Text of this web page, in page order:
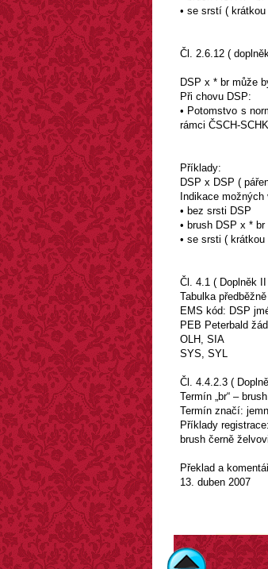
• se srstí (
Čl. 2.6.12 (
DSP x * br může
Při chovu DSP:
• Potomstvo s
rámci ČSCH-
Příklady:
DSP x DSP (
Indikace
• bez srsti DSP
• brush DSP x *
• se srsti (
Čl. 4.1 ( Doplněk
Tabulka
EMS kód: DSP
PEB Peterbald
OLH, SIA
SYS, SYL
Čl. 4.4.2.3 (
Termín „br“ –
Termín značí:
Příklady
brush černě
Překlad a
13. duben 2007